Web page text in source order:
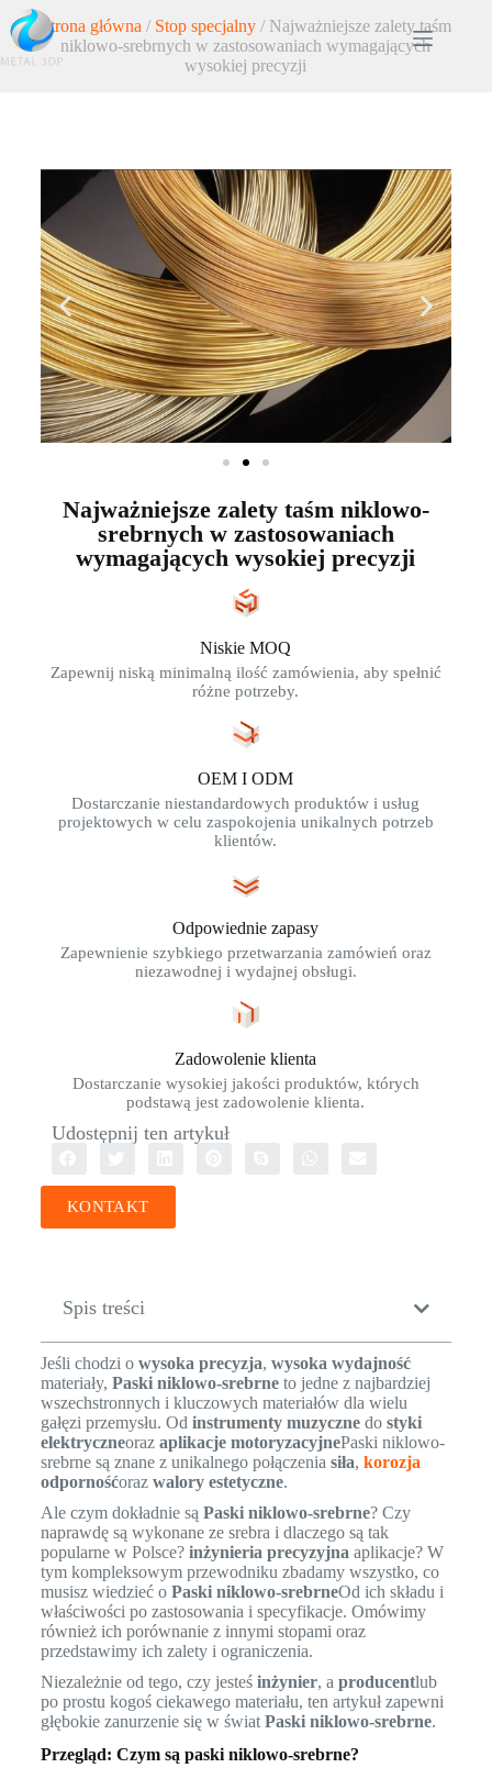
Strona główna / Stop specjalny/ Najważniejsze zalety taśm
niklowo-srebrnych w zastosowaniach wymagających
wysokiej precyzji
Najważniejsze zalety taśm niklowo-
srebrnych w zastosowaniach
wymagających wysokiej precyzji
Niskie MOQ
Zapewnij niską minimalną ilość zamówienia, aby spełnić
różne potrzeby.
OEM I ODM
Dostarczanie niestandardowych produktów i usług
projektowych w celu zaspokojenia unikalnych potrzeb
klientów.
Odpowiednie zapasy
Zapewnienie szybkiego przetwarzania zamówień oraz
niezawodnej i wydajnej obsługi.
Zadowolenie klienta
Dostarczanie wysokiej jakości produktów, których
podstawą jest zadowolenie klienta.
Udostępnij ten artykuł
KONTAKT
Spis treści
Jeśli chodzi o wysoka precyzja, wysoka wydajność
materiały, Paski niklowo-srebrneto jedne z najbardziej
wszechstronnych i kluczowych materiałów dla wielu
gałęzi przemysłu. Od instrumenty muzycznedo styki
elektryczneoraz aplikacje motoryzacyjnePaski niklowo-
srebrne są znane z unikalnego połączenia siła, korozja
odpornośćoraz walory estetyczne.
Ale czym dokładnie są Paski niklowo-srebrne? Czy
naprawdę są wykonane ze srebra i dlaczego są tak
popularne w Polsce? inżynieria precyzyjna aplikacje? W
tym kompleksowym przewodniku zbadamy wszystko, co
musisz wiedzieć o Paski niklowo-srebrneOd ich składu i
właściwości po zastosowania i specyfikacje. Omówimy
również ich porównanie z innymi stopami oraz
przedstawimy ich zalety i ograniczenia.
Niezależnie od tego, czy jesteś inżynier, a producentlub
po prostu kogoś ciekawego materiału, ten artykuł zapewni
głębokie zanurzenie się w świat Paski niklowo-srebrne.
Przegląd: Czym są paski niklowo-srebrne?